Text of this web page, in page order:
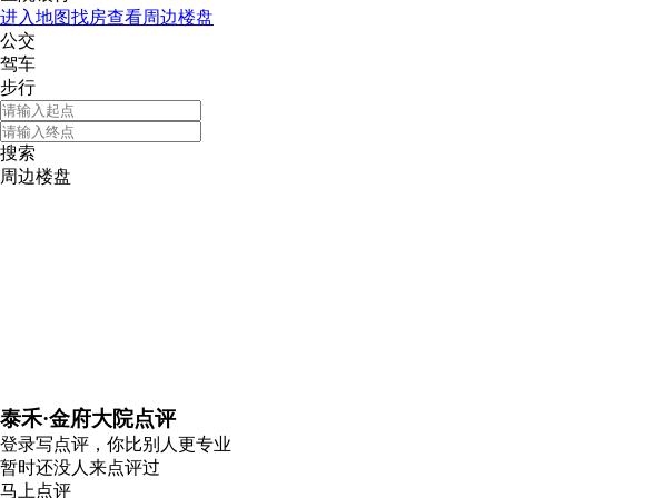
进入地图找房查看周边楼盘
公交
驾车
步行
搜索
周边楼盘
泰禾·金府大院点评
登录写点评，你比别人更专业
暂时还没人来点评过
马上点评